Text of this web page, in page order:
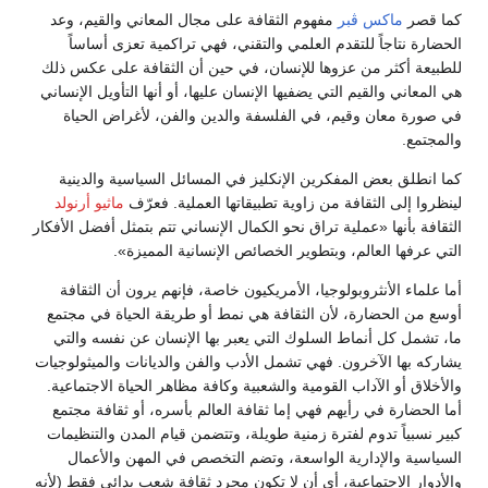
كما قصر ماكس ڤبر مفهوم الثقافة على مجال المعاني والقيم، وعد
الحضارة نتاجاً للتقدم العلمي والتقني، فهي تراكمية تعزى أساساً
للطبيعة أكثر من عزوها للإنسان، في حين أن الثقافة على عكس ذلك
هي المعاني والقيم التي يضفيها الإنسان عليها، أو أنها التأويل الإنساني
في صورة معان وقيم، في الفلسفة والدين والفن، لأغراض الحياة
والمجتمع.
كما انطلق بعض المفكرين الإنكليز في المسائل السياسية والدينية
لينظروا إلى الثقافة من زاوية تطبيقاتها العملية. فعرّف ماثيو أرنولد
الثقافة بأنها «عملية تراق نحو الكمال الإنساني تتم بتمثل أفضل الأفكار
التي عرفها العالم، وبتطوير الخصائص الإنسانية المميزة».
أما علماء الأنثروبولوجيا، الأمريكيون خاصة، فإنهم يرون أن الثقافة
أوسع من الحضارة، لأن الثقافة هي نمط أو طريقة الحياة في مجتمع
ما، تشمل كل أنماط السلوك التي يعبر بها الإنسان عن نفسه والتي
يشاركه بها الآخرون. فهي تشمل الأدب والفن والديانات والميثولوجيات
والأخلاق أو الآداب القومية والشعبية وكافة مظاهر الحياة الاجتماعية.
أما الحضارة في رأيهم فهي إما ثقافة العالم بأسره، أو ثقافة مجتمع
كبير نسبياً تدوم لفترة زمنية طويلة، وتتضمن قيام المدن والتنظيمات
السياسية والإدارية الواسعة، وتضم التخصص في المهن والأعمال
والأدوار الاجتماعية، أي أن لا تكون مجرد ثقافة شعب بدائي فقط (لأنه